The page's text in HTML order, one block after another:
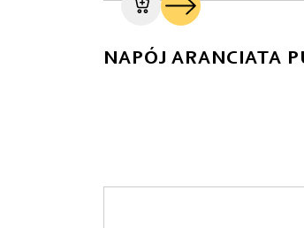
NAPÓJ ARANCIATA